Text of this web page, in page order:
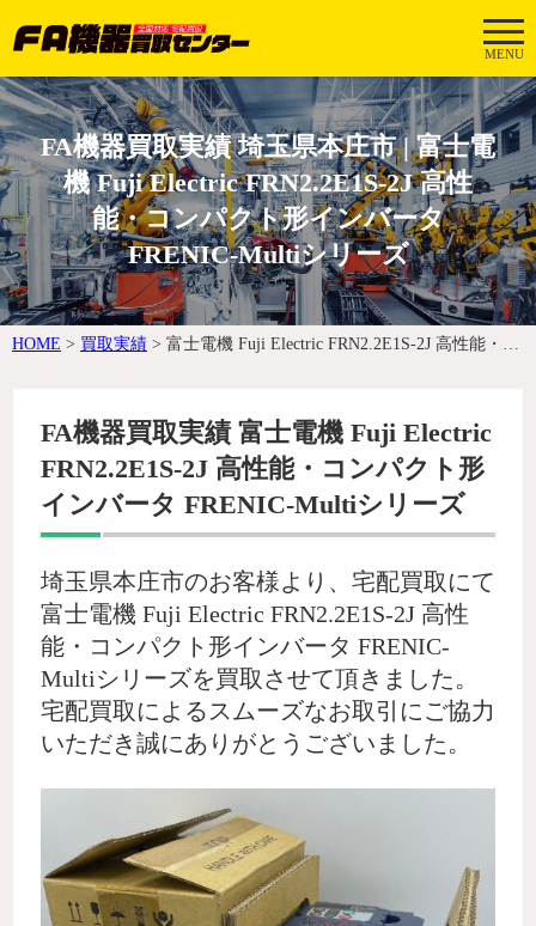
MENU
FA機器買取実績 埼玉県本庄市 | 富士電
機 Fuji Electric FRN2.2E1S-2J 高性
能・コンパクト形インバータ
FRENIC-Multiシリーズ
HOME > 買取実績 > 富士電機 Fuji Electric FRN2.2E1S-2J 高性能・コンパクト形インバータ FRENIC-Multiシリーズ
FA機器買取実績 富士電機 Fuji Electric
FRN2.2E1S-2J 高性能・コンパクト形
インバータ FRENIC-Multiシリーズ
埼玉県本庄市のお客様より、宅配買取にて
富士電機 Fuji Electric FRN2.2E1S-2J 高性
能・コンパクト形インバータ FRENIC-
Multiシリーズを買取させて頂きました。
宅配買取によるスムーズなお取引にご協力
いただき誠にありがとうございました。